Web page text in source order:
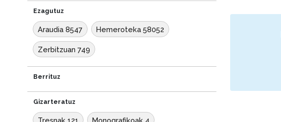
Ezagutuz
Araudia 8547 Hemeroteka 58052
Zerbitzuan 749
Berrituz
Gizarteratuz
Tresnak 121 Monografikoak 4